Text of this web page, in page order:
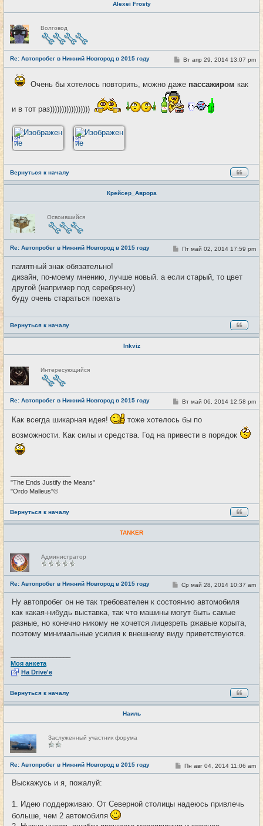
Alexei Frosty
Н
е
в
с
е
т
и
Волговод
Re: Автопробег в Нижний Новгород в 2015 году #4
С
о
щ
и
Вт апр 29, 2014 13:07 pm
Очень бы хотелось повторить, можно даже пассажиром как
и в тот раз)))))))))))))))))
Вернуться к началу
Крейсер_Аврора
Н
е
в
с
е
т
и
Освоившийся
Re: Автопробег в Нижний Новгород в 2015 году #5
С
о
щ
Пт май 02, 2014 17:59 pm
памятный знак обязательно!
дизайн, по-моему мнению, лучше новый. а если старый, то цвет
другой (например под серебрянку)
буду очень стараться поехать
Вернуться к началу
Inkviz
Н
е
в
с
е
т
и
Интересующийся
Re: Автопробег в Нижний Новгород в 2015 году #6
С
о
б
е
Вт май 06, 2014 12:58 pm
Как всегда шикарная идея!
тоже хотелось бы по
возможности. Как силы и средства. Год на привести в порядок
"The Ends Justify the Means"
"Ordo Malleus"©
Вернуться к началу
TANKER
Н
е
в
с
е
т
и
Администратор
Re: Автопробег в Нижний Новгород в 2015 году #7
С
о
б
щ
н
и
Ср май 28, 2014 10:37 am
Ну автопробег он не так требователен к состоянию автомобиля
как какая-нибудь выставка, так что машины могут быть самые
разные, но конечно никому не хочется лицезреть ржавые корыта,
поэтому минимальные усилия к внешнему виду приветствуются.
Моя анкета
На Drive'e
Вернуться к началу
Наиль
Н
е
в
с
е
т
и
Заслуженный участник форума
Re: Автопробег в Нижний Новгород в 2015 году #8
С
о
н
Пн авг 04, 2014 11:06 am
Выскажусь и я, пожалуй:
1. Идею поддерживаю. От Северной столицы надеюсь привлечь
больше, чем 2 автомобиля